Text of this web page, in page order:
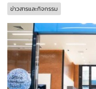
ข่าวสารและกิจกรรม